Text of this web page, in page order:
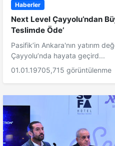
Haberler
Next Level Çayyolu’ndan
Teslimde Öde’
Pasifik’in Ankara'nın yatırım
Çayyolu’nda hayata geçird...
01.01.19705,715 görüntülenme